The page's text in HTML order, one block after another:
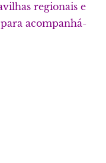
regionais e
acompanhá-